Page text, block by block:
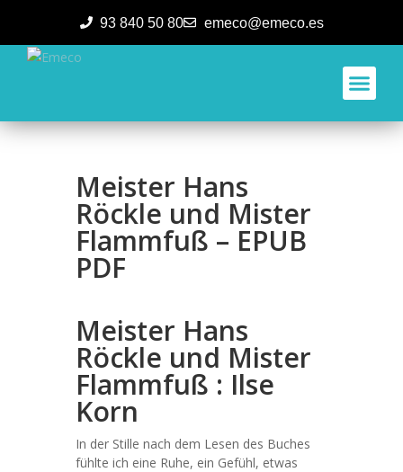
93 840 50 80 emeco@emeco.es
Meister Hans
Röckle und Mister
Flammfuß – EPUB
PDF
Meister Hans
Röckle und Mister
Flammfuß : Ilse
Korn
In der Stille nach dem Lesen des Buches
fühlte ich eine Ruhe, ein Gefühl, etwas